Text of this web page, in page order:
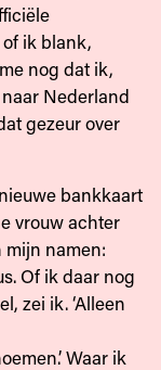
ik blank,
nog dat ik,
Nederland
gezeur over
bankkaart
vrouw achter
mijn namen:
Of ik daar nog
zei ik. ‘Alleen
Waar ik